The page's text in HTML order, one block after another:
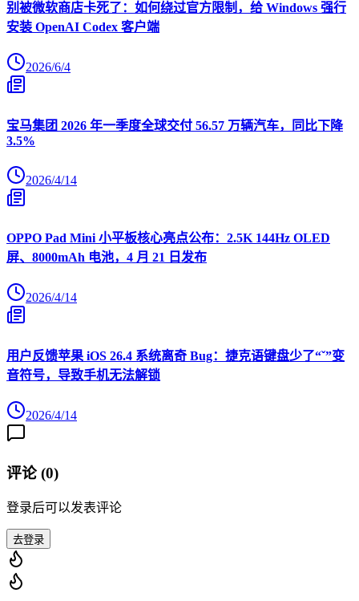
别被微软商店卡死了：如何绕过官方限制，给 Windows 强行
安装 OpenAI Codex 客户端
2026/6/4
宝马集团 2026 年一季度全球交付 56.57 万辆汽车，同比下降
3.5%
2026/4/14
OPPO Pad Mini 小平板核心亮点公布：2.5K 144Hz OLED
屏、8000mAh 电池，4 月 21 日发布
2026/4/14
用户反馈苹果 iOS 26.4 系统离奇 Bug：捷克语键盘少了“ˇ”变
音符号，导致手机无法解锁
2026/4/14
评论 (0)
登录后可以发表评论
去登录